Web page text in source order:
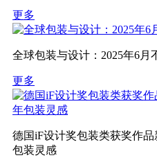
更多
全球包装与设计：2025年6月
更多
德国iF设计奖包装类获奖作
包装灵感